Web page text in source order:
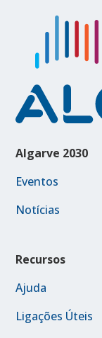
Algarve 2030
Eventos
Notícias
Recursos
Ajuda
Ligações Úteis